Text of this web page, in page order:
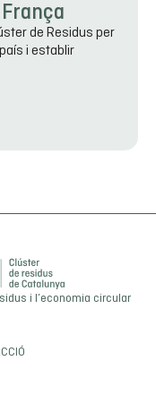
de Residus per
i establir
i l’economia circular